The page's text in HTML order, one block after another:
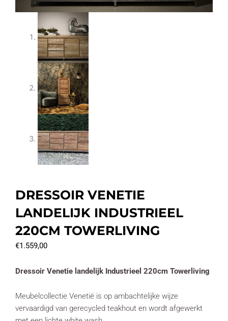
DRESSOIR VENETIE
LANDELIJK INDUSTRIEEL
220CM TOWERLIVING
€1.559,00
Dressoir Venetie landelijk Industrieel 220cm Towerliving
Meubelcollectie Venetië is op ambachtelijke wijze
vervaardigd van gerecycled teakhout en wordt afgewerkt